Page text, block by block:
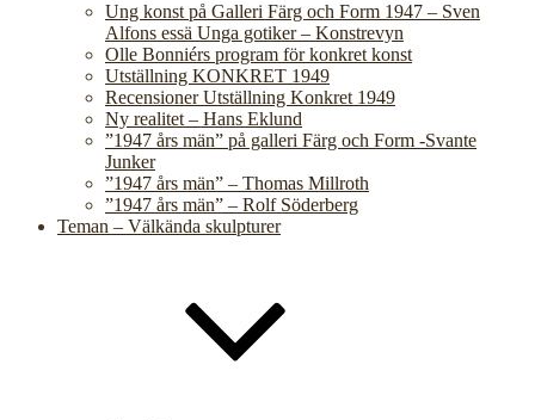
Ung konst på Galleri Färg och Form 1947 – Sven
Alfons essä Unga gotiker – Konstrevyn
Olle Bonniérs program för konkret konst
Utställning KONKRET 1949
Recensioner Utställning Konkret 1949
Ny realitet – Hans Eklund
”1947 års män” på galleri Färg och Form -Svante
Junker
”1947 års män” – Thomas Millroth
”1947 års män” – Rolf Söderberg
Teman – Välkända skulpturer